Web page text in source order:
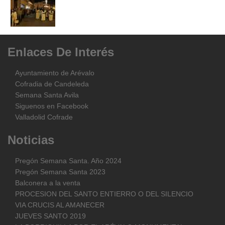
Enlaces De Interés
Ayuntamiento de Arévalo
Cofradia de Candeleda
Semana Santa Avila
Siguenos en Facebook
Valladolid Cofrade
Noticias
Pregón Semana Santa. Año 2024
Pregón Semana Santa 2023
Balconera a la venta
PROCESION DEL SANTO ENTIERRO O DEL SILENCIO
VIA CRUCIS AL AMANECER
JUEVES SANTO 2019